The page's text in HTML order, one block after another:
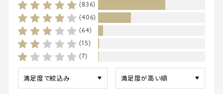
(836)
(406)
(64)
(15)
(7)